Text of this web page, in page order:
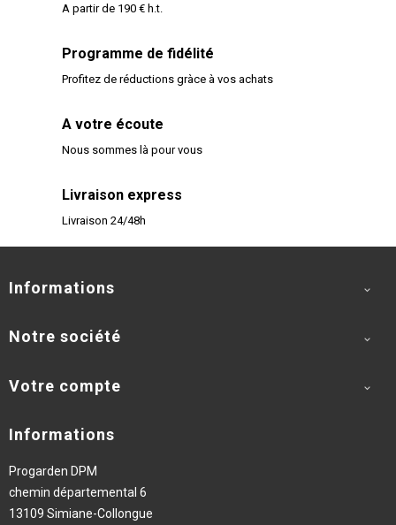
A partir de 190 € h.t.
Programme de fidélité
Profitez de réductions gràce à vos achats
A votre écoute
Nous sommes là pour vous
Livraison express
Livraison 24/48h
Informations 
Notre société 
Votre compte 
Informations
Progarden DPM
chemin départemental 6
13109 Simiane-Collongue